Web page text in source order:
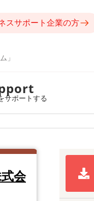
」
スサポート企業の方
サポートする
会